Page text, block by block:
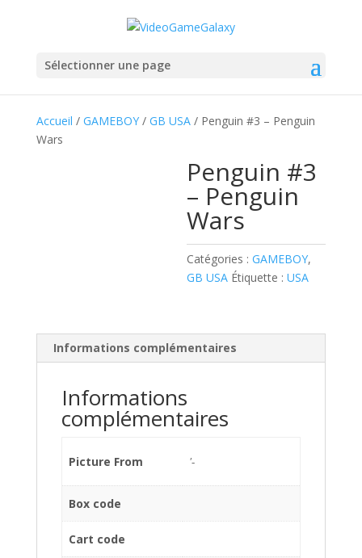
Sélectionner une page
Accueil / GAMEBOY/ GB USA/ Penguin #3 – Penguin
Wars
Penguin #3
– Penguin
Wars
Catégories :GAMEBOY,
GB USA Étiquette :USA
Informations complémentaires
Informations
complémentaires
Picture From '-
Box code
Cart code